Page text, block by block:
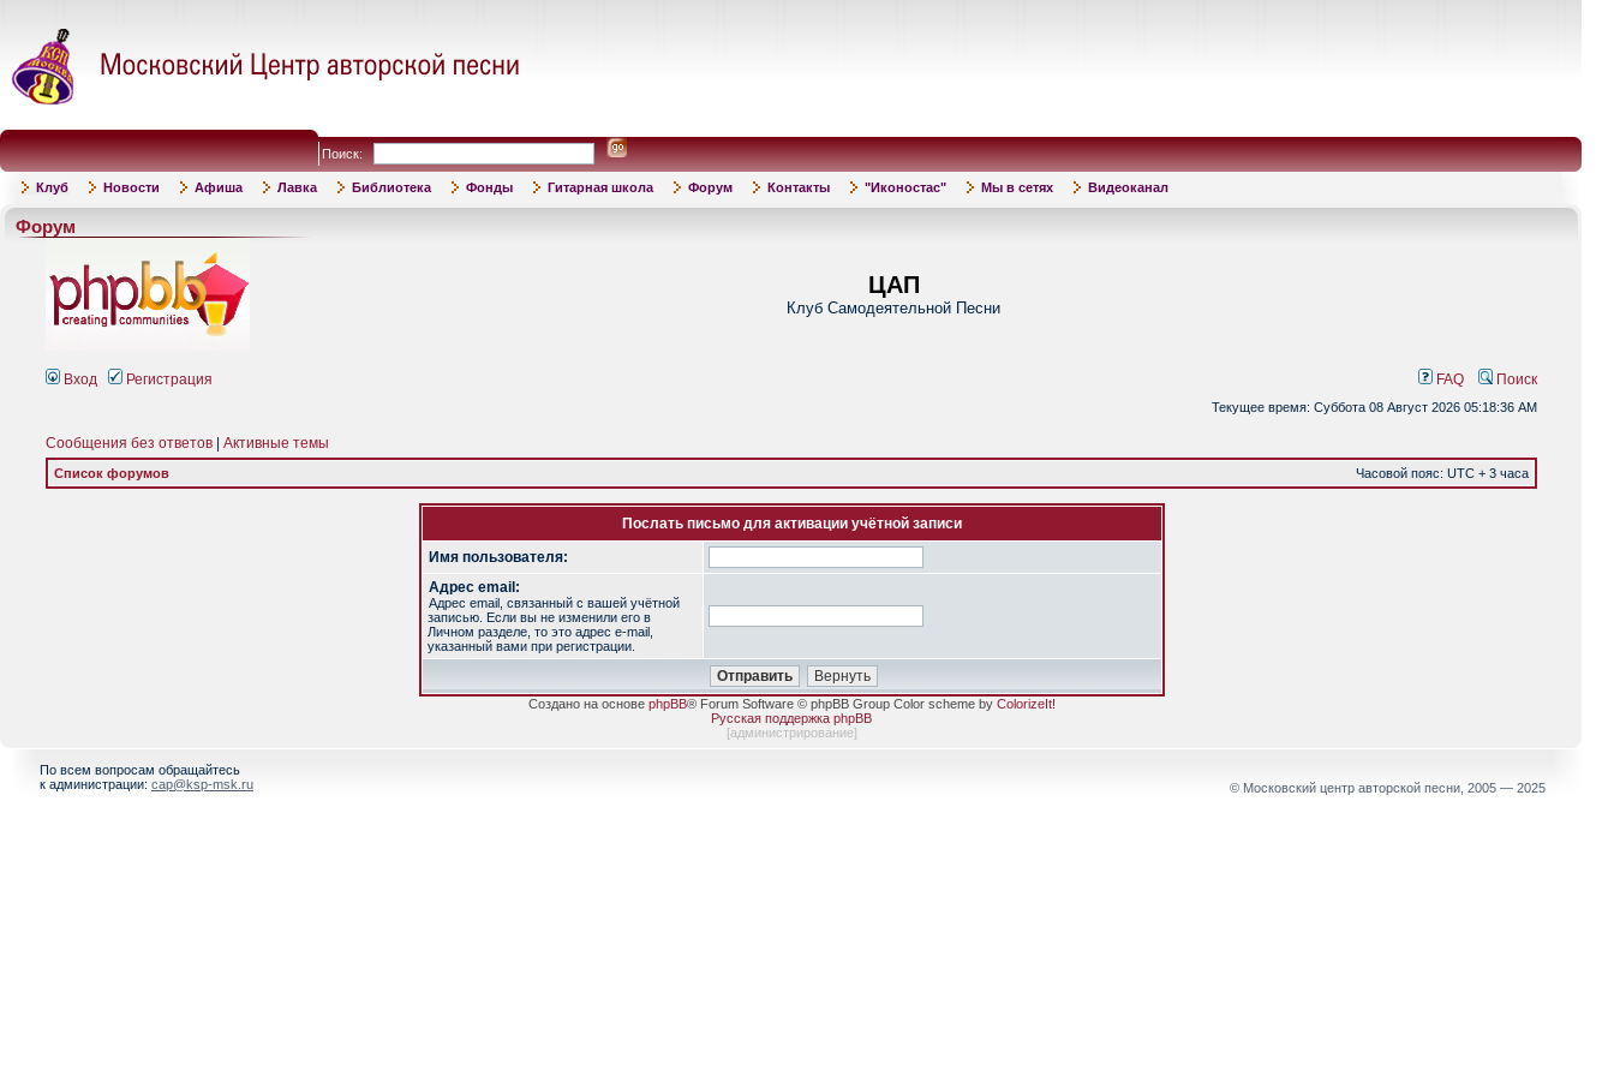
Поиск:
Клуб Новости Афиша Лавка Библиотека Фонды Гитарная школа Форум Контакты "Иконостас" Мы в сетях Видеоканал
Форум
ЦАП
Клуб Самодеятельной Песни
Вход Регистрация FAQ Поиск
Текущее время: Суббота 08 Август 2026 05:18:36 AM
Сообщения без ответов Активные темы
Список форумов Часовой пояс: UTC + 3 часа
Послать письмо для активации учётной записи
Имя пользователя:
Адрес email:
Адрес email, связанный с вашей учётной
записью. Если вы не изменили его в
Личном разделе, то это адрес e-mail,
указанный вами при регистрации.
Создано на основе phpBB® Forum Software © phpBB Group Color scheme by ColorizeIt!
Русская поддержка phpBB
[администрирование]
По всем вопросам обращайтесь
к администрации: cap@ksp-msk.ru © Московский центр авторской песни, 2005 — 2025